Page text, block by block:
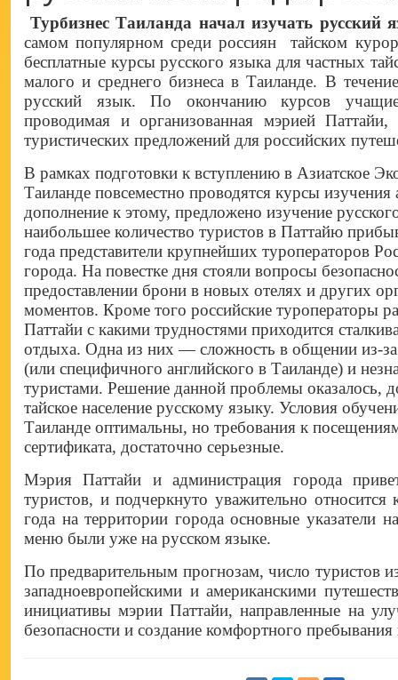
Турбизнес Таиланда начал изучать русский
самом популярном среди россиян тайском
бесплатные курсы русского языка для частных
малого и среднего бизнеса в Таиланде. В
русский язык. По окончанию курсов
проводимая и организованная мэрией Паттайи,
туристических предложений для российских
В рамках подготовки к вступлению в Азиатское
Таиланде повсеместно проводятся курсы
дополнение к этому, предложено изучение
наибольшее количество туристов в Паттайю
года представители крупнейших туроператоров
города. На повестке дня стояли вопросы
предоставлении брони в новых отелях и других
моментов. Кроме того российские туроператоры
Паттайи с какими трудностями приходится
отдыха. Одна из них — сложность в общении из-за
(или специфичного английского в Таиланде) и
туристами. Решение данной проблемы оказалось,
тайское население русскому языку. Условия
Таиланде оптимальны, но требования к
сертификата, достаточно серьезные.
Мэрия Паттайи и администрация города
туристов, и подчеркнуто уважительно
года на территории города основные указатели
меню были уже на русском языке.
По предварительным прогнозам, число туристов
западноевропейскими и американскими
инициативы мэрии Паттайи, направленные на
безопасности и создание комфортного